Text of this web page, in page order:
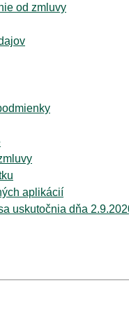
od zmluvy
aplikácií
uskutočnia dňa